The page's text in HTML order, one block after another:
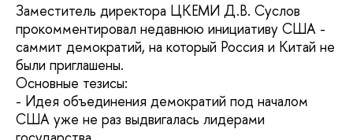
Заместитель директора ЦКЕМИ Д.В. Суслов
прокомментировал недавнюю инициативу США -
саммит демократий, на который Россия и Китай не
были приглашены.
Основные тезисы:
- Идея объединения демократий под началом
США уже не раз выдвигалась лидерами